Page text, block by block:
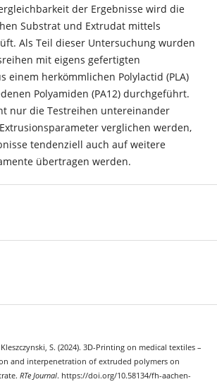
der Ergebnisse wird die
Substrat und Extrudat mittels
Als Teil dieser Untersuchung wurden
mit eigens gefertigten
einem herkömmlichen Polylactid (PLA)
Polyamiden (PA12) durchgeführt.
nur die Testreihen untereinander
verglichen werden,
tendenziell auch auf weitere
übertragen werden.
S. (2024). 3D-Printing on medical textiles –
and interpenetration of extruded polymers on
RTe Journal. https://doi.org/10.58134/fh-aachen-